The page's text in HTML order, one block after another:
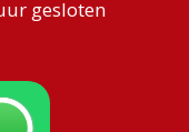
gesloten